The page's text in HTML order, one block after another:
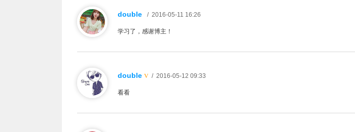
double / 2016-05-11 16:26
学习了，感谢博主！
double V / 2016-05-12 09:33
看看